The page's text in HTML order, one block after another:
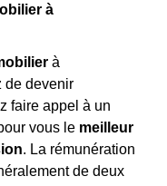
à
à
de devenir
faire appel à un
vous le meilleur
. La rémunération
de deux